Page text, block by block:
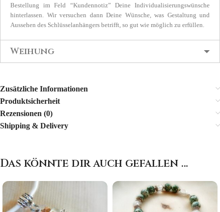
Bestellung im Feld “Kundennotiz” Deine Individualisierungswünsche
hinterlassen. Wir versuchen dann Deine Wünsche, was Gestaltung und
Aussehen des Schlüsselanhängers betrifft, so gut wie möglich zu erfüllen.
Weihung
Zusätzliche Informationen
Produktsicherheit
Rezensionen (0)
Shipping & Delivery
Das könnte dir auch gefallen …